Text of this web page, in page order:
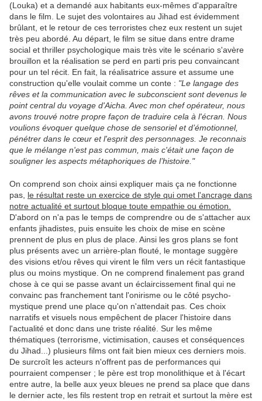
(Louka) et a demandé aux habitants eux-mêmes d'apparaître
dans le film. Le sujet des volontaires au Jihad est évidemment
brûlant, et le retour de ces terroristes chez eux restent un sujet
très peu abordé. Au départ, le film se situe dans entre drame
social et thriller psychologique mais très vite le scénario s'avère
brouillon et la réalisation se perd en parti pris peu convaincant
pour un tel récit. En fait, la réalisatrice assure et assume une
construction qu'elle voulait comme un conte : "Le langage des
rêves et la communication avec le subconscient sont devenus le
point central du voyage d'Aicha. Avec mon chef opérateur, nous
avons trouvé notre propre façon de traduire cela à l'écran. Nous
voulions évoquer quelque chose de sensoriel et d’émotionnel,
pénétrer dans le cœur et l'esprit des personnages. Je reconnais
que le mélange n'est pas commun, mais c'était une façon de
souligner les aspects métaphoriques de l’histoire."
On comprend son choix ainsi expliquer mais ça ne fonctionne
pas, le résultat reste un exercice de style qui omet l'ancrage dans
notre actualité et surtout bloque toute empathie ou émotion.
D'abord on n'a pas le temps de comprendre ou de s'attacher aux
enfants jihadistes, puis ensuite les choix de mise en scène
prennent de plus en plus de place. Ainsi les gros plans se font
plus présents avec un arrière-plan flouté, le montage suggère
des visions et/ou rêves qui virent le film vers un récit fantastique
plus ou moins mystique. On ne comprend finalement pas grand
chose à ce qui se passe avant un éclaircissement final qui ne
convainc pas franchement tant l'onirisme ou le côté psycho-
mystique prend une place qu'on n'attendait pas. Ces choix
narratifs et visuels nous empêchent de placer l'histoire dans
l'actualité et donc dans une triste réalité. Sur les même
thématiques (terrorisme, victimisation, causes et conséquences
du Jihad...) plusieurs films ont fait bien mieux ces derniers mois.
De surcroît les acteurs n'offrent pas de performances qui
pourraient compenser ; le père est trop monolithique et à l'écart
entre autre, la belle aux yeux bleues ne prend sa place que dans
le dernier acte, les fils restent trop en retrait et surtout la mère est